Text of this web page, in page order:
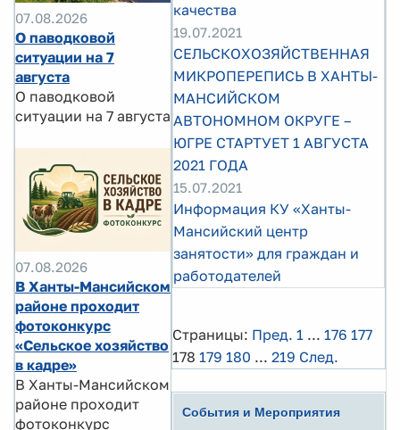
07.08.2026
О паводковой
ситуации на 7
августа
О паводковой
ситуации на 7 августа
07.08.2026
В Ханты-Мансийском
районе проходит
фотоконкурс
«Сельское хозяйство
в кадре»
В Ханты-Мансийском
районе проходит
фотоконкурс
качества
19.07.2021
СЕЛЬСКОХОЗЯЙСТВЕННАЯ
МИКРОПЕРЕПИСЬ В ХАНТЫ-
МАНСИЙСКОМ
АВТОНОМНОМ ОКРУГЕ –
ЮГРЕ СТАРТУЕТ 1 АВГУСТА
2021 ГОДА
15.07.2021
Информация КУ «Ханты-
Мансийский центр
занятости» для граждан и
работодателей
Страницы: Пред. 1 ... 176 177
178 179 180 ... 219 След.
События и Мероприятия